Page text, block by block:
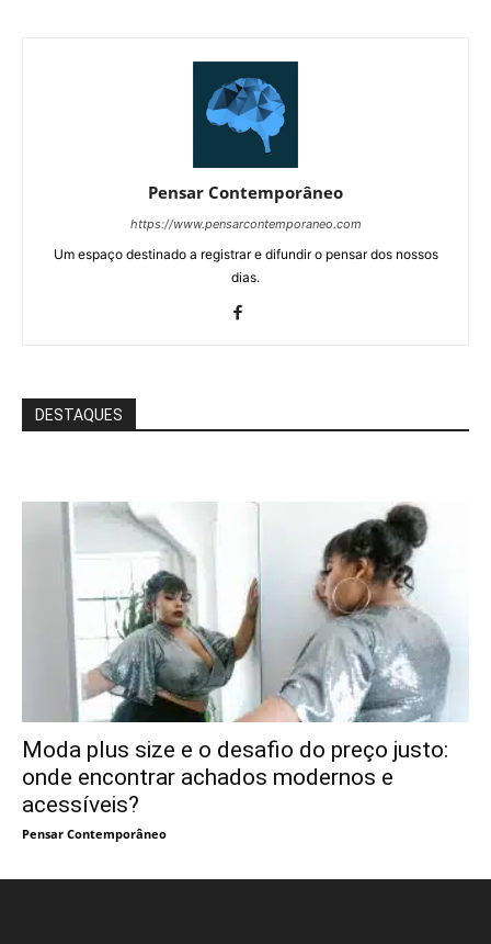
Pensar Contemporâneo
https://www.pensarcontemporaneo.com
Um espaço destinado a registrar e difundir o pensar dos nossos
dias.
DESTAQUES
Moda plus size e o desafio do preço justo:
onde encontrar achados modernos e
acessíveis?
Pensar Contemporâneo